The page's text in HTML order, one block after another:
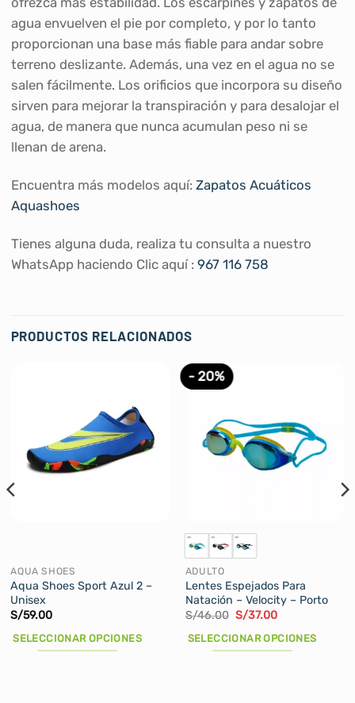
agua envuelven el pie por completo, y por lo tanto
proporcionan una base más fiable para andar sobre
terreno deslizante. Además, una vez en el agua no se
salen fácilmente. Los orificios que incorpora su diseño
sirven para mejorar la transpiración y para desalojar el
agua, de manera que nunca acumulan peso ni se
llenan de arena.
Encuentra más modelos aquí: Zapatos Acuáticos
Aquashoes
Tienes alguna duda, realiza tu consulta a nuestro
WhatsApp haciendo Clic aquí : 967 116 758
PRODUCTOS RELACIONADOS
AQUA SHOES
Aqua Shoes Sport Azul 2 –
Unisex
S/59.00
SELECCIONAR OPCIONES
- 20%
ADULTO
Lentes Espejados Para
Natación – Velocity – Porto
S/46.00 El
original
era:
S/37.00El
actual
es:
SELECCIONAR OPCIONES